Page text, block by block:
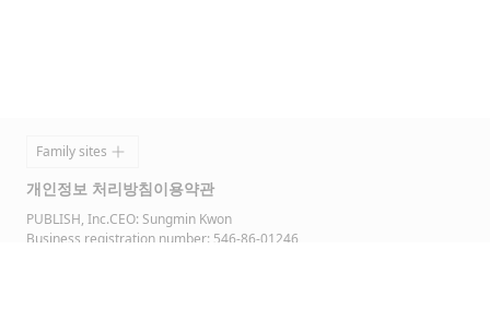
Footer
Family sites
개인정보 처리방침이용약관
PUBLISH, Inc.CEO: Sungmin Kwon
Business registration number: 546-86-01246